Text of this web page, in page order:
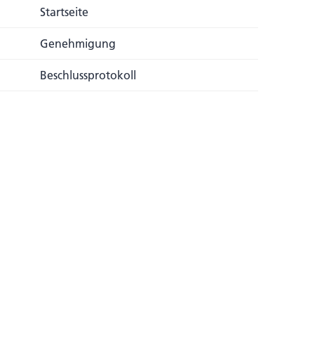
Startseite
Genehmigung
Beschlussprotokoll